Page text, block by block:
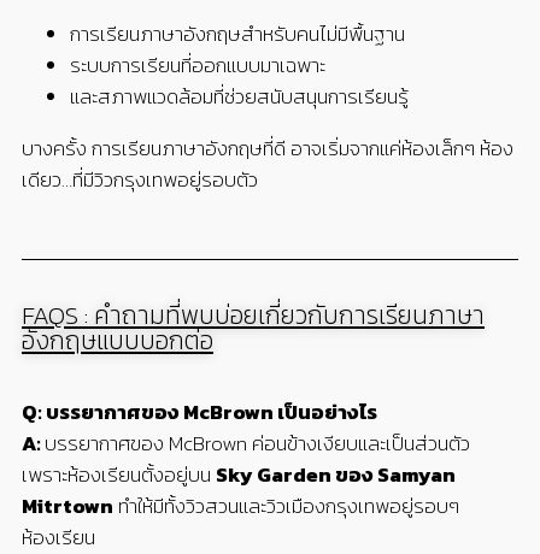
การเรียนภาษาอังกฤษสำหรับคนไม่มีพื้นฐาน
ระบบการเรียนที่ออกแบบมาเฉพาะ
และสภาพแวดล้อมที่ช่วยสนับสนุนการเรียนรู้
บางครั้ง การเรียนภาษาอังกฤษที่ดี อาจเริ่มจากแค่ห้องเล็กๆ ห้อง
เดียว…ที่มีวิวกรุงเทพอยู่รอบตัว
FAQS : คำถามที่พบบ่อยเกี่ยวกับการเรียนภาษา
อังกฤษแบบบอกต่อ
Q: บรรยากาศของ McBrown เป็นอย่างไร
A:บรรยากาศของ McBrown ค่อนข้างเงียบและเป็นส่วนตัว
เพราะห้องเรียนตั้งอยู่บน Sky Garden ของ Samyan
Mitrtown ทำให้มีทั้งวิวสวนและวิวเมืองกรุงเทพอยู่รอบๆ
ห้องเรียน